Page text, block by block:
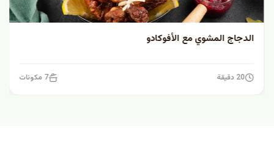
الدجاج المشوي مع الأفوكادو
20 دقيقة 7 مكونات